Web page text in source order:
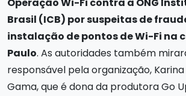
Brasil (ICB) por suspeitas de
instalação de pontos de Wi-Fi na
Paulo. As autoridades também
responsável pela organização,
Gama, que é dona da produtora Go